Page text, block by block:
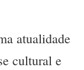
atualidade
cultural e